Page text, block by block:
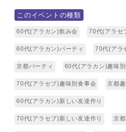
このイベントの種類
60代(アラカン)飲み会 70代(アラセ
60代(アラカン)パーティ 70代(アラ
京都パーティ 60代(アラカン)趣味
70代(アラセブ)趣味別食事会 京都
60代(アラカン)新しい友達作り
70代(アラセブ)新しい友達作り 京